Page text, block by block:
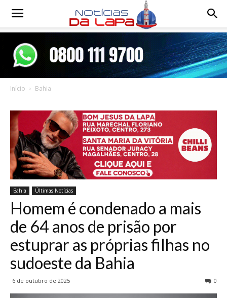
Notícias
Início Bahia
Bahia Últimas Notícias
Homem é condenado a mais
de 64 anos de prisão por
estuprar as próprias filhas no
sudoeste da Bahia
6 de outubro de 2025 0